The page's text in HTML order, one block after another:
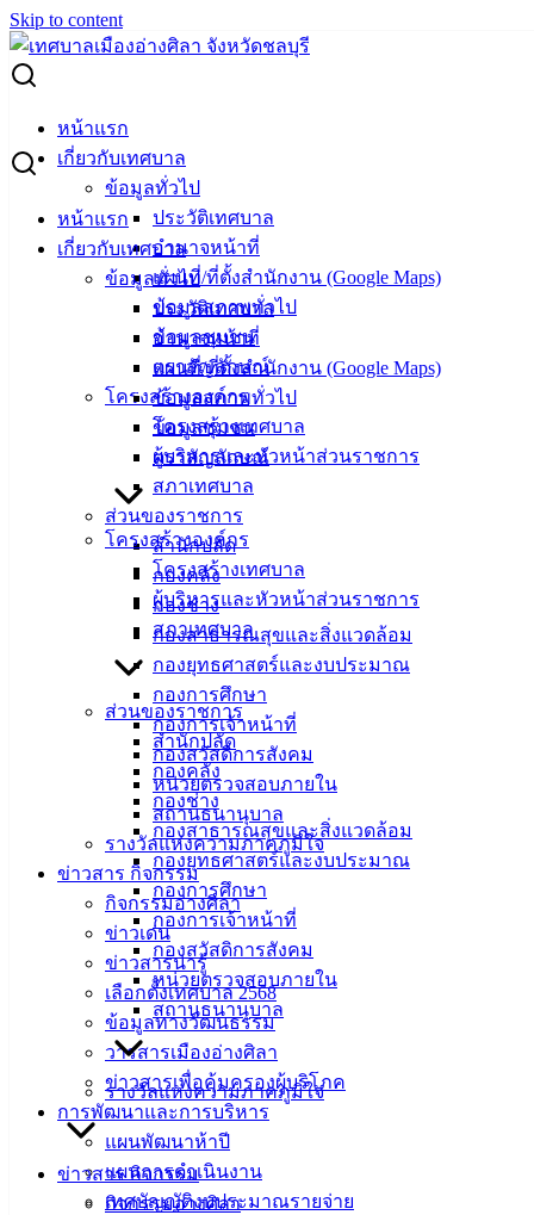
Skip to content
หน้าแรก
เกี่ยวกับเทศบาล
ข้อมูลทั่วไป
ประวัติเทศบาล
อำนาจหน้าที่
แผนที่/ที่ตั้งสำนักงาน (Google Maps)
ข้อมูลสภาพทั่วไป
ข้อมูลชุมชน
ตราสัญลักษณ์
โครงสร้างองค์กร
โครงสร้างเทศบาล
ผู้บริหารและหัวหน้าส่วนราชการ
สภาเทศบาล
ส่วนของราชการ
สำนักปลัด
กองคลัง
กองช่าง
กองสาธารณสุขและสิ่งแวดล้อม
กองยุทธศาสตร์และงบประมาณ
กองการศึกษา
กองการเจ้าหน้าที่
กองสวัสดิการสังคม
หน่วยตรวจสอบภายใน
สถานธนานุบาล
รางวัลแห่งความภาคภูมิใจ
ข่าวสาร กิจกรรม
กิจกรรมอ่างศิลา
ข่าวเด่น
ข่าวสารน่ารู้
เลือกตั้งเทศบาล 2568
ข้อมูลทางวัฒนธรรม
วารสารเมืองอ่างศิลา
ข่าวสารเพื่อคุ้มครองผู้บริโภค
การพัฒนาและการบริหาร
แผนพัฒนาห้าปี
แผนการดำเนินงาน
เทศบัญญัติงบประมาณรายจ่าย
หน้าแรก
เกี่ยวกับเทศบาล
ข้อมูลทั่วไป
ประวัติเทศบาล
อำนาจหน้าที่
แผนที่/ที่ตั้งสำนักงาน (Google Maps)
ข้อมูลสภาพทั่วไป
ข้อมูลชุมชน
ตราสัญลักษณ์
โครงสร้างองค์กร
โครงสร้างเทศบาล
ผู้บริหารและหัวหน้าส่วนราชการ
สภาเทศบาล
ส่วนของราชการ
สำนักปลัด
กองคลัง
กองช่าง
กองสาธารณสุขและสิ่งแวดล้อม
กองยุทธศาสตร์และงบประมาณ
กองการศึกษา
กองการเจ้าหน้าที่
กองสวัสดิการสังคม
หน่วยตรวจสอบภายใน
สถานธนานุบาล
รางวัลแห่งความภาคภูมิใจ
ข่าวสาร กิจกรรม
กิจกรรมอ่างศิลา
Search for:
ผู้ชนะการเสนอราคา ซื้อวัสดุจราจร 4 รายการ
ผู้ชนะการเสนอราคา ซื้อวัสดุจราจร 4
รายการ
สิงหาคม 11, 2023 สิงหาคม 11, 2023
ประกาศผู้ชนะ
ซื้อวัสดุจราจร 4 รายการ ดาวน์โหลด
อ่างศิลา 90/338
อ.เมือง จ.ชลบุรี
บริการ
ประชาชน
ดาวน์โหลด
ฟอร์ม,
เอกสาร
คู่มือ
สำหรับ
ประชาชน/
คู่มือการ